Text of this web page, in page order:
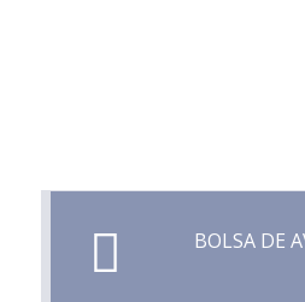
BOLSA DE